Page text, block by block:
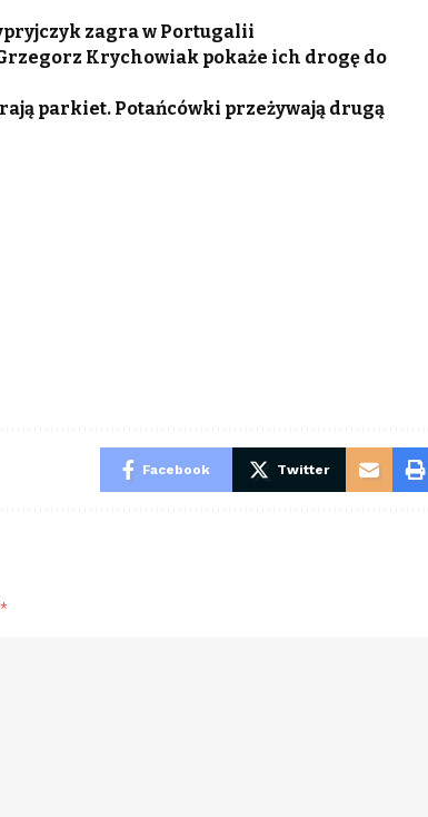
zagra w Portugalii
Krychowiak pokaże ich drogę do
parkiet. Potańcówki przeżywają drugą
Facebook Twitter
*